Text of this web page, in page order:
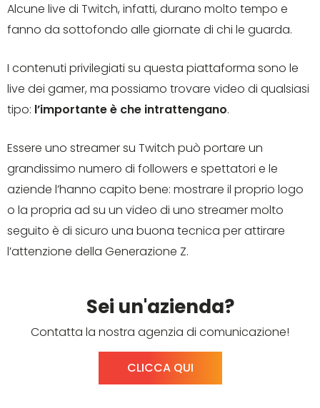
Alcune live di Twitch, infatti, durano molto tempo e
fanno da sottofondo alle giornate di chi le guarda.
I contenuti privilegiati su questa piattaforma sono le
live dei gamer, ma possiamo trovare video di qualsiasi
tipo: l’importante è che intrattengano.
Essere uno streamer su Twitch può portare un
grandissimo numero di followers e spettatori e le
aziende l’hanno capito bene: mostrare il proprio logo
o la propria ad su un video di uno streamer molto
seguito è di sicuro una buona tecnica per attirare
l’attenzione della Generazione Z.
Sei un'azienda?
Contatta la nostra agenzia di comunicazione!
CLICCA QUI